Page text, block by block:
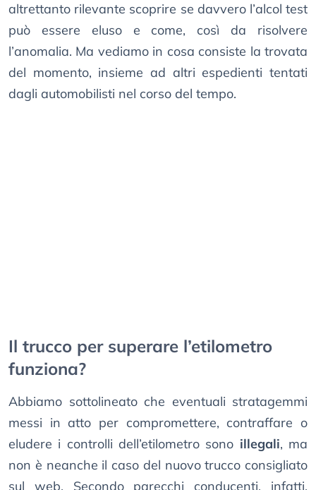
altrettanto rilevante scoprire se davvero l’alcol test
può essere eluso e come, così da risolvere
l’anomalia. Ma vediamo in cosa consiste la trovata
del momento, insieme ad altri espedienti tentati
dagli automobilisti nel corso del tempo.
Il trucco per superare l’etilometro
funziona?
Abbiamo sottolineato che eventuali stratagemmi
messi in atto per compromettere, contraffare o
eludere i controlli dell’etilometro sono illegali, ma
non è neanche il caso del nuovo trucco consigliato
sul web. Secondo parecchi conducenti, infatti,